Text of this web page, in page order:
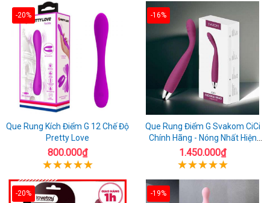
-20%
Que Rung Kích Điểm G 12 Chế Độ
Pretty Love
800.000₫
-16%
Que Rung Điểm G Svakom CiCi
Chính Hãng - Nóng Nhất Hiện
Nay
1.450.000₫
-20% -19%